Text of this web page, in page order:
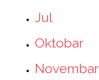
Jul
Oktobar
Novembar